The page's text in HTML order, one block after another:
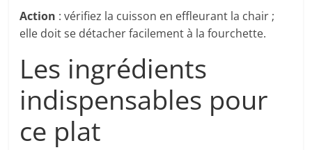
Action : vérifiez la cuisson en effleurant la chair ;
elle doit se détacher facilement à la fourchette.
Les ingrédients
indispensables pour
ce plat